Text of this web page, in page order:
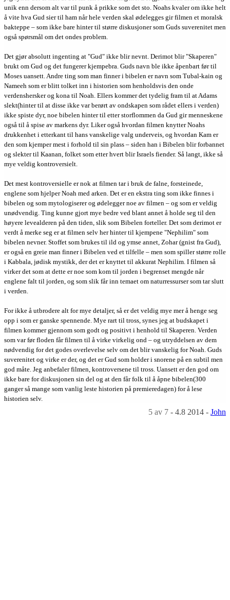
unik enn dersom alt var til punk å prikke som det sto. Noahs kvaler om ikke helt
å vite hva Gud sier til ham når hele verden skal ødelegges gir filmen et moralsk
bakteppe – som ikke bare hinter til større diskusjoner som Guds suverenitet men
også spørsmål om det ondes problem.
Det gjør absolutt ingenting at "Gud" ikke blir nevnt. Derimot blir "Skaperen"
brukt om Gud og det fungerer kjempebra. Guds navn ble ikke åpenbart før til
Moses uansett. Andre ting som man finner i bibelen er navn som Tubal-kain og
Nameeh som er blitt tolket inn i historien som henholdsvis den onde
verdenshersker og kona til Noah. Ellers kommer det tydelig fram til at Adams
slekt(hinter til at disse ikke var berørt av ondskapen som rådet ellers i verden)
ikke spiste dyr, noe bibelen hinter til etter storflommen da Gud gir menneskene
også til å spise av markens dyr. Liker også hvordan filmen knytter Noahs
drukkenhet i etterkant til hans vanskelige valg underveis, og hvordan Kam er
den som kjemper mest i forhold til sin plass – siden han i Bibelen blir forbannet
og slekter til Kaanan, folket som etter hvert blir Israels fiender. Så langt, ikke så
mye veldig kontroversielt.
Det mest kontroversielle er nok at filmen tar i bruk de falne, forsteinede,
englene som hjelper Noah med arken. Det er en ekstra ting som ikke finnes i
bibelen og som mytologiserer og ødelegger noe av filmen – og som er veldig
unødvendig. Ting kunne gjort mye bedre ved blant annet å holde seg til den
høyere levealderen på den tiden, slik som Bibelen forteller. Det som derimot er
verdt å merke seg er at filmen selv her hinter til kjempene "Nephilim" som
bibelen nevner. Stoffet som brukes til ild og ymse annet, Zohar (gnist fra Gud),
er også en greie man finner i Bibelen ved et tilfelle – men som spiller større rolle
i Kabbala, jødisk mystikk, der det er knyttet til akkurat Nephilim. I filmen så
virker det som at dette er noe som kom til jorden i begrenset mengde når
englene falt til jorden, og som slik får inn temaet om naturressurser som tar slutt
i verden.
For ikke å utbrodere alt for mye detaljer, så er det veldig mye mer å henge seg
opp i som er ganske spennende. Mye rart til tross, synes jeg at budskapet i
filmen kommer gjennom som godt og positivt i henhold til Skaperen. Verden
som var før floden får filmen til å virke virkelig ond – og utryddelsen av dem
nødvendig for det godes overlevelse selv om det blir vanskelig for Noah. Guds
suverenitet og virke er der, og det er Gud som holder i snorene på en subtil men
god måte. Jeg anbefaler filmen, kontroversene til tross. Uansett er den god om
ikke bare for diskusjonen sin del og at den får folk til å åpne bibelen(300
ganger så mange som vanlig leste historien på premieredagen) for å lese
historien selv.
5 av 7 - 4.8 2014 - John